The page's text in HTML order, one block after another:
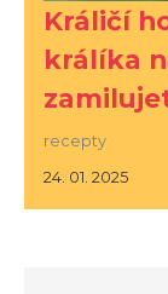
Králičí
králíka
recepty
24. 01. 2025